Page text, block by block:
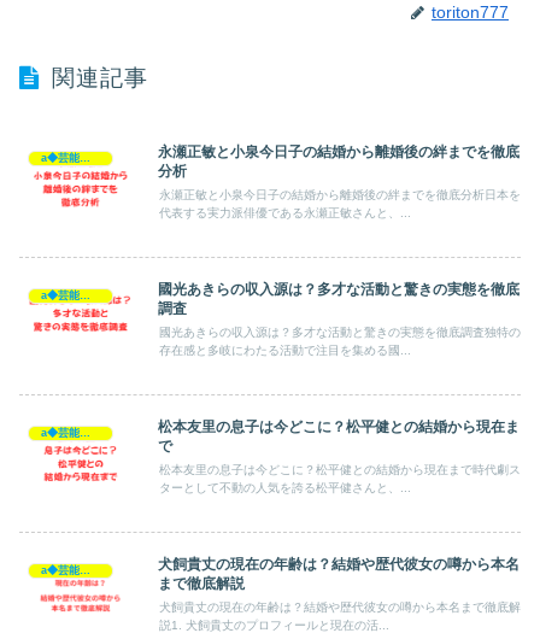
toriton777
関連記事
a◆芸能人◆
永瀬正敏と小泉今日子の結婚から離婚後の絆までを徹底
分析
永瀬正敏と小泉今日子の結婚から離婚後の絆までを徹底分析日本を
代表する実力派俳優である永瀬正敏さんと、...
a◆芸能人◆
國光あきらの収入源は？多才な活動と驚きの実態を徹底
調査
國光あきらの収入源は？多才な活動と驚きの実態を徹底調査独特の
存在感と多岐にわたる活動で注目を集める國...
a◆芸能人◆
松本友里の息子は今どこに？松平健との結婚から現在ま
で
松本友里の息子は今どこに？松平健との結婚から現在まで時代劇ス
ターとして不動の人気を誇る松平健さんと、...
a◆芸能人◆
犬飼貴丈の現在の年齢は？結婚や歴代彼女の噂から本名
まで徹底解説
犬飼貴丈の現在の年齢は？結婚や歴代彼女の噂から本名まで徹底解
説1. 犬飼貴丈のプロフィールと現在の活...